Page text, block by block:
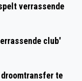
verrassende
club'
te